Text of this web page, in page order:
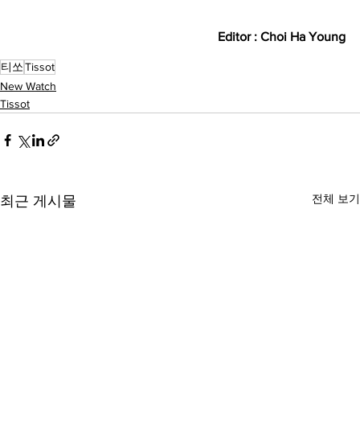
Editor : Choi Ha Young
티쏘Tissot
New Watch
Tissot
최근 게시물 전체 보기